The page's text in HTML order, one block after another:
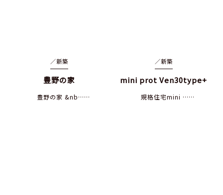
／新築
豊野の家
豊野の家 &nb……
／新築
mini prot Ven30type+
規格住宅mini ……